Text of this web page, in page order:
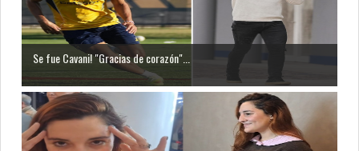
Se fue Cavani! "Gracias de corazón"...